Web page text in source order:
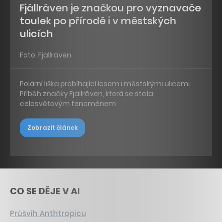
Fjällräven je značkou pro vyznavače
toulek po přírodě i v městských
ulicích
Foto: Fjällräven
Polární liška probíhající lesem i městskými ulicemi.
Příběh značky Fjällräven, která se stala
celosvětovým fenoménem
Zobrazit článek
CO SE DĚJE V AI
Průšvih Anthtropicu